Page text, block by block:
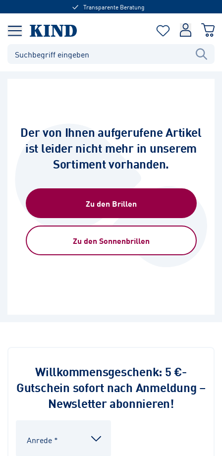
Transparente Beratung
Der von Ihnen aufgerufene Artikel
ist leider nicht mehr in unserem
Sortiment vorhanden.
Zu den Brillen
Zu den Sonnenbrillen
Willkommensgeschenk: 5 €-
Gutschein sofort nach Anmeldung –
Newsletter abonnieren!